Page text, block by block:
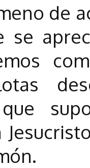
de
se
que